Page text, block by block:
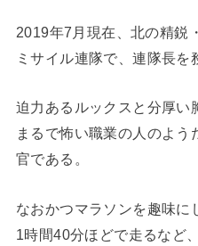
2019年7月現在、北の精鋭
ミサイル連隊で、連隊長を
迫力あるルックスと分厚い
まるで怖い職業の人のよ
官である。
なおかつマラソンを趣味に
1時間40分ほどで走るなど